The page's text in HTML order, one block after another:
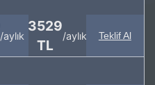
/aylık
3529
TL
/aylık Teklif Al